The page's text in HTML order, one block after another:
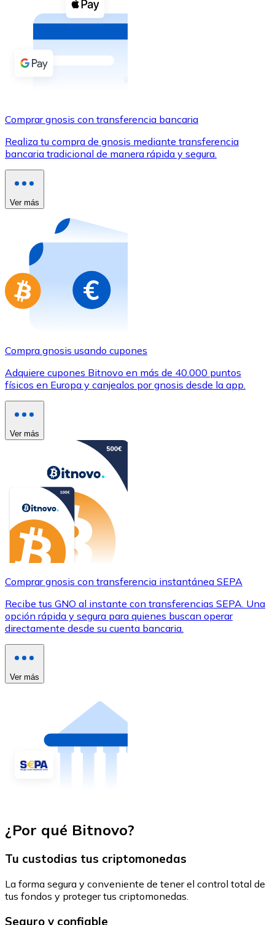
Compra criptomonedas con efectivo en tu tienda más
Comprar con efectivo
Transferencia SEPA
Utiliza tarjetas Visa y Mastercard para comprar
Comprar con tarjeta
Compra tarjetas regalo de tus marcas favoritas con
Ir a la tienda de tarjetas regalo
Comprar gnosis con transferencia bancaria
Realiza tu compra de gnosis mediante transferencia
bancaria tradicional de manera rápida y segura.
Ver más
Compra gnosis usando cupones
Adquiere cupones Bitnovo en más de 40.000 puntos
físicos en Europa y canjealos por gnosis desde la app.
Ver más
Comprar gnosis con transferencia instantánea SEPA
Recibe tus GNO al instante con transferencias SEPA. Una
opción rápida y segura para quienes buscan operar
directamente desde su cuenta bancaria.
Ver más
¿Por qué Bitnovo?
Tu custodias tus criptomonedas
La forma segura y conveniente de tener el control total de
tus fondos y proteger tus criptomonedas.
Seguro y confiable